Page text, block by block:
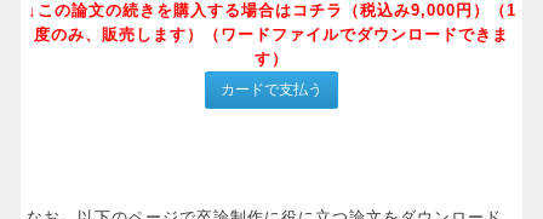
↓この論文の続きを購入する場合はコチラ（税込み9,000円）（1
度のみ、販売します）（ワードファイルでダウンロードできま
す）